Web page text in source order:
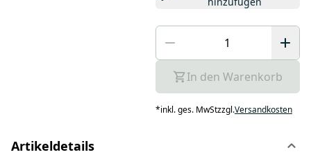
In den Warenkorb
*inkl. ges. MwStzzgl.Versandkosten
Artikeldetails